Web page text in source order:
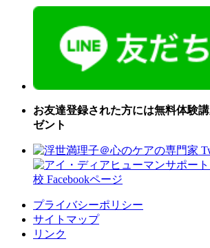
お友達登録された方には無料体験
ゼント
プライバシーポリシー
サイトマップ
リンク